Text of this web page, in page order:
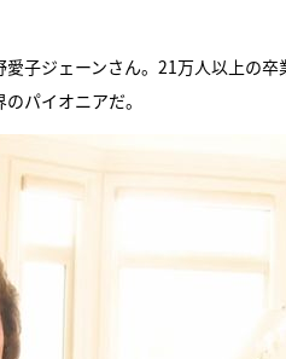
子ジェーンさん。21万人以上の
パイオニアだ。